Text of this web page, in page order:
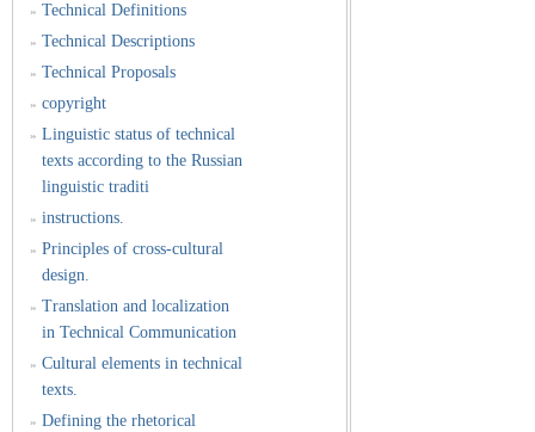
» Technical Definitions
» Technical Descriptions
» Technical Proposals
» copyright
» Linguistic status of technical
texts according to the Russian
linguistic traditi
» instructions.
» Principles of cross-cultural
design.
» Translation and localization
in Technical Communication
» Cultural elements in technical
texts.
» Defining the rhetorical